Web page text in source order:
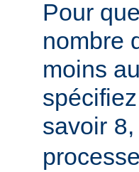
Pour
nombre
moins
savoir 8